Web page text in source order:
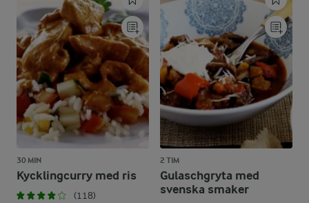
30 MIN
Kycklingcurry med ris
(118)
2 TIM
Gulaschgryta med
svenska smaker